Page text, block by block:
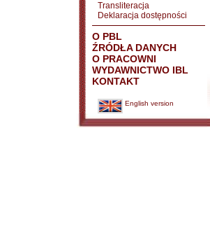
Transliteracja
Deklaracja dostępności
O PBL
ŹRÓDŁA DANYCH
O PRACOWNI
WYDAWNICTWO IBL
KONTAKT
English version